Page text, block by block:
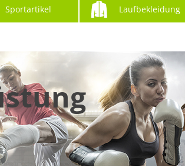
Sportartikel Laufbekleidung